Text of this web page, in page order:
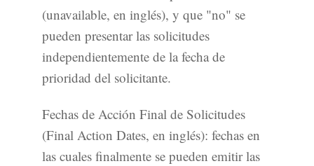
(unavailable, en inglés), y que "no" se
pueden presentar las solicitudes
independientemente de la fecha de
prioridad del solicitante.
Fechas de Acción Final de Solicitudes
(Final Action Dates, en inglés): fechas en
las cuales finalmente se pueden emitir las